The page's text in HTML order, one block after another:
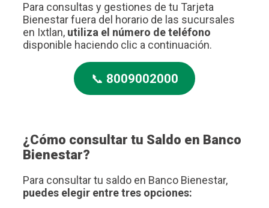
Para consultas y gestiones de tu Tarjeta
Bienestar fuera del horario de las sucursales
en Ixtlan, utiliza el número de teléfono
disponible haciendo clic a continuación.
📞 8009002000
¿Cómo consultar tu Saldo en Banco
Bienestar?
Para consultar tu saldo en Banco Bienestar,
puedes elegir entre tres opciones: